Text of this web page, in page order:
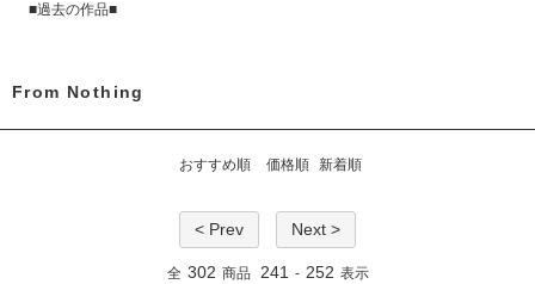
■過去の作品■
From Nothing
おすすめ順 価格順 新着順
< Prev Next >
全 302 商品 241 - 252 表示